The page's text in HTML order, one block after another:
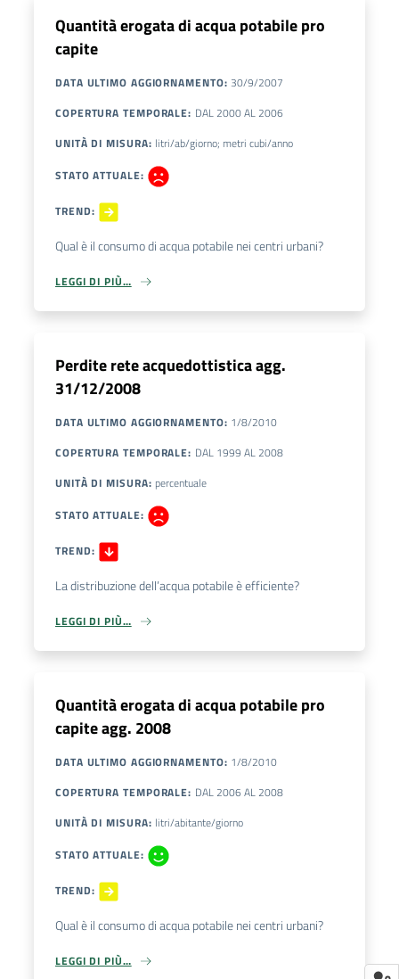
Quantità erogata di acqua potabile pro
capite
DATA ULTIMO AGGIORNAMENTO: 30/9/2007
COPERTURA TEMPORALE: DAL 2000AL 2006
UNITÀ DI MISURA: litri/ab/giorno; metri cubi/anno
STATO ATTUALE:
TREND:
Qual è il consumo di acqua potabile nei centri urbani?
LEGGI DI PIÙ…
Perdite rete acquedottistica agg.
31/12/2008
DATA ULTIMO AGGIORNAMENTO: 1/8/2010
COPERTURA TEMPORALE: DAL 1999 AL 2008
UNITÀ DI MISURA: percentuale
STATO ATTUALE:
TREND:
La distribuzione dell’acqua potabile è efficiente?
LEGGI DI PIÙ…
Quantità erogata di acqua potabile pro
capite agg. 2008
DATA ULTIMO AGGIORNAMENTO: 1/8/2010
COPERTURA TEMPORALE: DAL 2006 AL 2008
UNITÀ DI MISURA: litri/abitante/giorno
STATO ATTUALE:
TREND:
Qual è il consumo di acqua potabile nei centri urbani?
LEGGI DI PIÙ…